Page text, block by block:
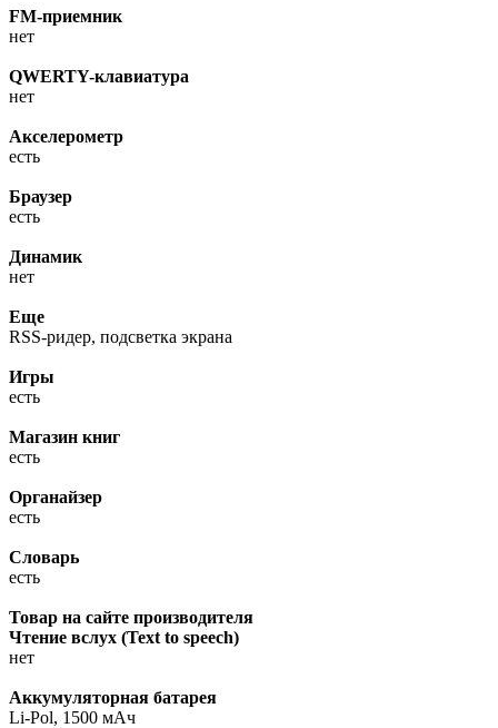
FM-приемник
нет
QWERTY-клавиатура
нет
Акселерометр
есть
Браузер
есть
Динамик
нет
Еще
RSS-ридер, подсветка экрана
Игры
есть
Магазин книг
есть
Органайзер
есть
Словарь
есть
Товар на сайте производителя
Чтение вслух (Text to speech)
нет
Аккумуляторная батарея
Li-Pol, 1500 мАч